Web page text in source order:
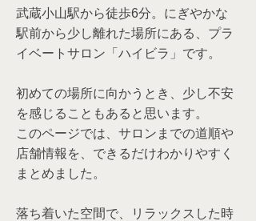
武蔵小山駅から徒歩6分。にぎやかな
駅前から​少し離れた場所にある、プラ
イベートサロン「ハイビラ」です。
初めての場所に向かうとき、少し不安
を感じることもあると思います。
このページでは、サロンまでの道順や
店舗情報を、できるだけわかりやすく
まとめました。
落ち着いた空間で、リラックスした時